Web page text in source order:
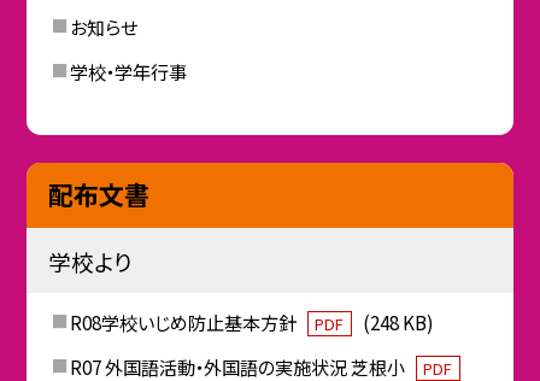
お知らせ
学校・学年行事
配布文書
学校より
R08学校いじめ防止基本方針 PDF
(248 KB)
R07 外国語活動・外国語の実施状況 芝根小
PDF